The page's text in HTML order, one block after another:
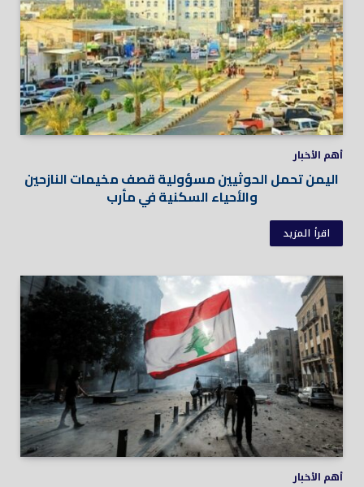
أهم الأخبار
اليمن تحمل الحوثيين مسؤولية قصف مخيمات النازحين
والأحياء السكنية في مأرب
اقرأ المزيد
أهم الأخبار